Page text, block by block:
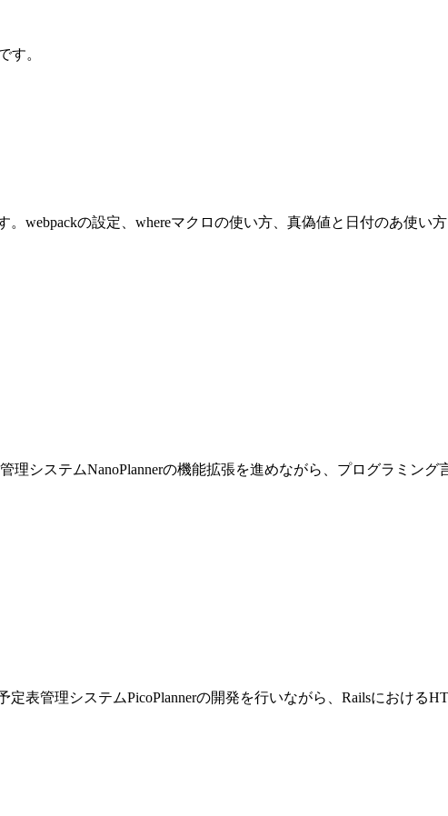
す。
webpackの設定、whereマクロの使い方、真偽値と日付のあ使い
システムNanoPlannerの機能拡張を進めながら、プログラミング
表管理システムPicoPlannerの開発を行いながら、Railsにおける